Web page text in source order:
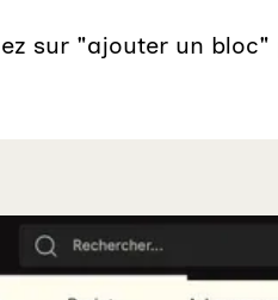
sur "ajouter un